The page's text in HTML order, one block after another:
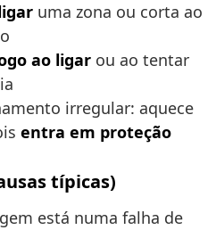
uma zona ou corta ao
ao ligar ou ao tentar
irregular: aquece
entra em proteção
típicas)
está numa falha de